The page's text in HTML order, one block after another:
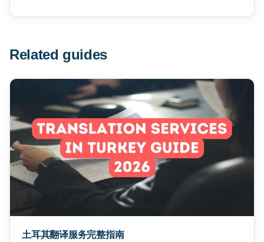
Related guides
土耳其翻译服务完整指南